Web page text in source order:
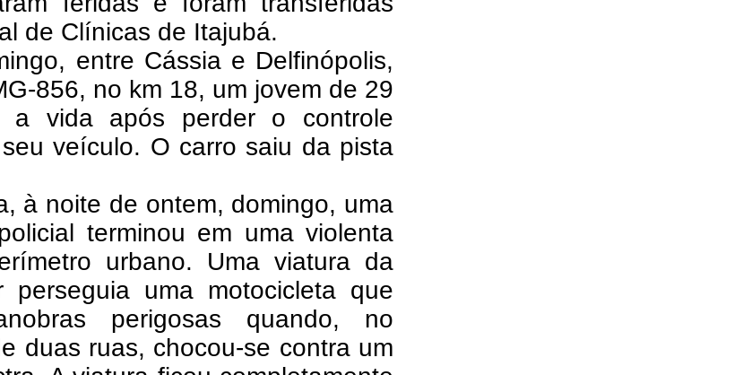
de Clínicas de Itajubá.
entre Cássia e Delfinópolis,
856, no km 18, um jovem de 29
a vida após perder o controle
veículo. O carro saiu da pista
à noite de ontem, domingo, uma
terminou em uma violenta
urbano. Uma viatura da
perseguia uma motocicleta que
perigosas quando, no
duas ruas, chocou-se contra um